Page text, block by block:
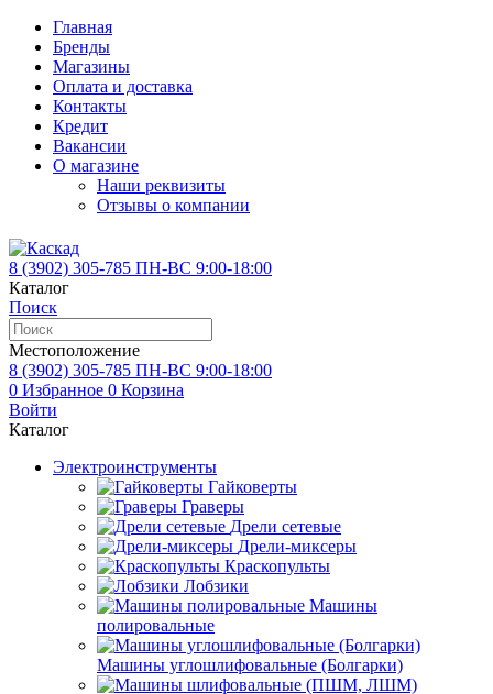
Главная
Бренды
Магазины
Оплата и доставка
Контакты
Кредит
Вакансии
О магазине
Наши реквизиты
Отзывы о компании
8 (3902) 305-785 ПН-ВС 9:00-18:00
Каталог
Поиск
Местоположение
8 (3902) 305-785 ПН-ВС 9:00-18:00
0 Избранное 0 Корзина
Войти
Каталог
Электроинструменты
Гайковерты
Граверы
Дрели сетевые
Дрели-миксеры
Краскопульты
Лобзики
Машины
полировальные
Машины углошлифовальные (Болгарки)